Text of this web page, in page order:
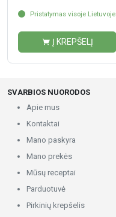
Pristatymas visoje Lietuvoje
Į KREPŠELĮ
SVARBIOS NUORODOS
Apie mus
Kontaktai
Mano paskyra
Mano prekės
Mūsų receptai
Parduotuvė
Pirkinių krepšelis